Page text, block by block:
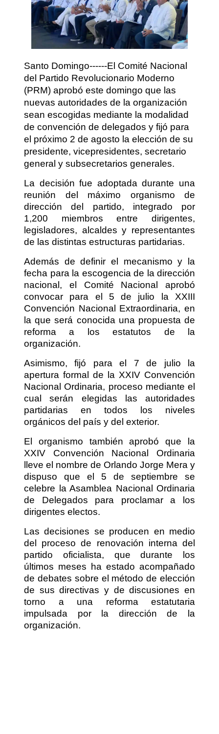
Santo Domingo------El Comité Nacional
del Partido Revolucionario Moderno
(PRM) aprobó este domingo que las
nuevas autoridades de la organización
sean escogidas mediante la modalidad
de convención de delegados y fijó para
el próximo 2 de agosto la elección de su
presidente, vicepresidentes, secretario
general y subsecretarios generales.
La decisión fue adoptada durante una
reunión del máximo organismo de
dirección del partido, integrado por
1,200 miembros entre dirigentes,
legisladores, alcaldes y representantes
de las distintas estructuras partidarias.
Además de definir el mecanismo y la
fecha para la escogencia de la dirección
nacional, el Comité Nacional aprobó
convocar para el 5 de julio la XXIII
Convención Nacional Extraordinaria, en
la que será conocida una propuesta de
reforma a los estatutos de la
organización.
Asimismo, fijó para el 7 de julio la
apertura formal de la XXIV Convención
Nacional Ordinaria, proceso mediante el
cual serán elegidas las autoridades
partidarias en todos los niveles
orgánicos del país y del exterior.
El organismo también aprobó que la
XXIV Convención Nacional Ordinaria
lleve el nombre de Orlando Jorge Mera y
dispuso que el 5 de septiembre se
celebre la Asamblea Nacional Ordinaria
de Delegados para proclamar a los
dirigentes electos.
Las decisiones se producen en medio
del proceso de renovación interna del
partido oficialista, que durante los
últimos meses ha estado acompañado
de debates sobre el método de elección
de sus directivas y de discusiones en
torno a una reforma estatutaria
impulsada por la dirección de la
organización.